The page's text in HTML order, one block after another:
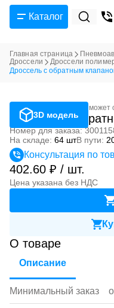
Каталог
Главная страница
Дроссели
Дроссели
Дроссель с обратным
3D модель
Фотография может
Дроссель с
Номер для заказа:
На складе: 64 штВ пути:
Консультация по
402.60 ₽ / шт.
Цена указана без НДС
О товаре
Описание
Минимальный заказ